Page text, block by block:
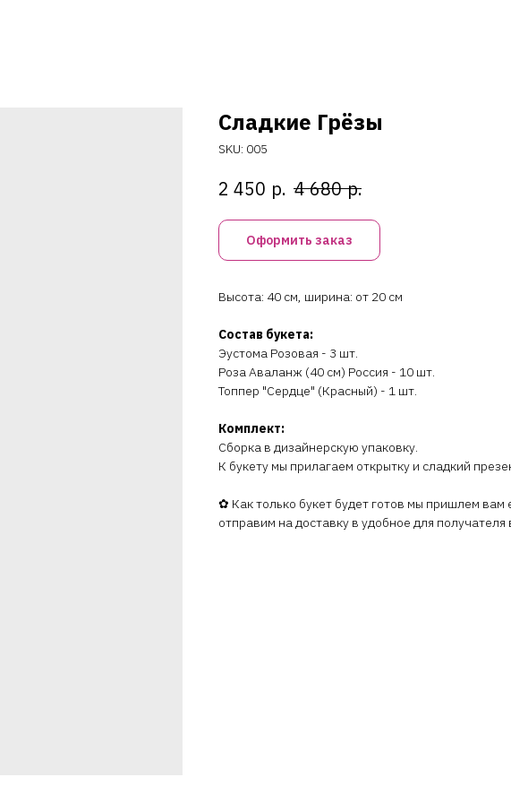
Сладкие Грёзы
SKU: 005
2 450 р. 4 680 р.
Оформить заказ
Высота: 40 см, ширина: от 20 см
Состав букета:
Эустома Розовая - 3 шт.
Роза Аваланж (40 см) Россия - 10 шт.
Топпер "Сердце" (Красный) - 1 шт.
Комплект:
Сборка в дизайнерскую упаковку.
К букету мы прилагаем открытку и сладкий
✿ Как только букет будет готов мы пришлем
отправим на доставку в удобное для получателя